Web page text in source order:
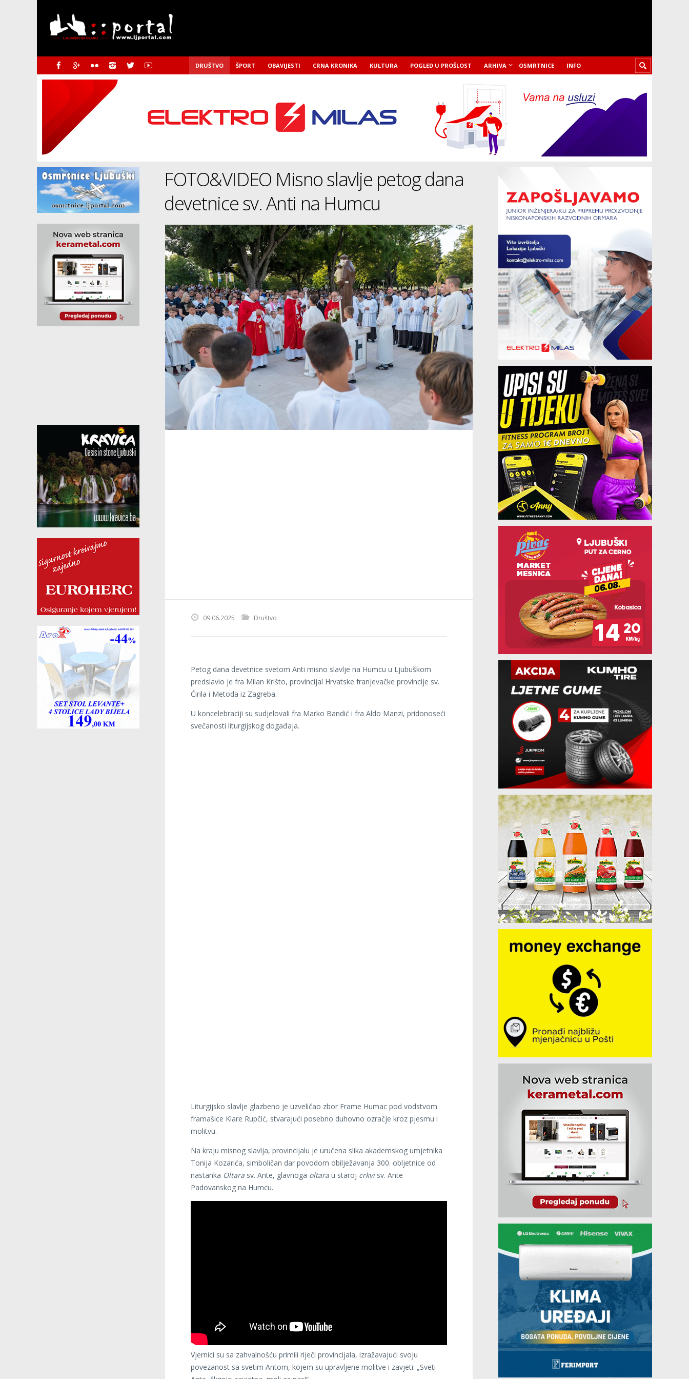
DRUŠTVO ŠPORT OBAVIJESTI CRNA KRONIKA KULTURA POGLED U PROŠLOST ARHIVA OSMRTNICE INFO
FOTO&VIDEO Misno slavlje petog dana
devetnice sv. Anti na Humcu
09.06.2025 Društvo
Petog dana devetnice svetom Anti misno slavlje na Humcu u Ljubuškom
predslavio je fra Milan Krišto, provincijal Hrvatske franjevačke provincije sv.
Ćirila i Metoda iz Zagreba.
U koncelebraciji su sudjelovali fra Marko Bandić i fra Aldo Manzi, pridonoseći
svečanosti liturgijskog događaja.
Liturgijsko slavlje glazbeno je uzveličao zbor Frame Humac pod vodstvom
framašice Klare Rupčić, stvarajući posebno duhovno ozračje kroz pjesmu i
molitvu.
Na kraju misnog slavlja, provincijalu je uručena slika akademskog umjetnika
Tonija Kozarića, simboličan dar povodom obilježavanja 300. obljetnice od
nastanka Oltara sv. Ante, glavnoga oltara u staroj crkvisv. Ante
Padovanskog na Humcu.
Vjernici su sa zahvalnošću primili riječi provincijala, izražavajući svoju
povezanost sa svetim Antom, kojem su upravljene molitve i zavjeti: „Sveti